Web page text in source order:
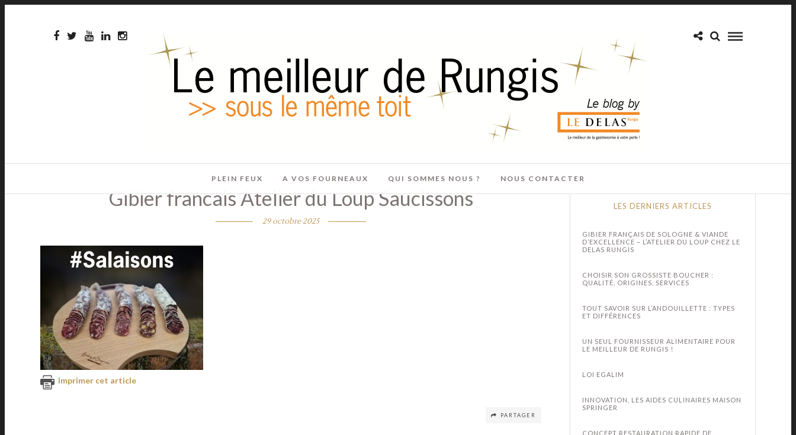
PLEIN FEUX A VOS FOURNEAUX QUI SOMMES NOUS ? NOUS CONTACTER
Gibier francais Atelier du Loup Saucissons
29 octobre 2025
Imprimer cet article
PARTAGER
LES DERNIERS ARTICLES
GIBIER FRANÇAIS DE SOLOGNE & VIANDE
D’EXCELLENCE – L’ATELIER DU LOUP CHEZ LE
DELAS RUNGIS
CHOISIR SON GROSSISTE BOUCHER :
QUALITÉ, ORIGINES, SERVICES
TOUT SAVOIR SUR L’ANDOUILLETTE : TYPES
ET DIFFÉRENCES
UN SEUL FOURNISSEUR ALIMENTAIRE POUR
LE MEILLEUR DE RUNGIS !
LOI EGALIM
INNOVATION, LES AIDES CULINAIRES MAISON
SPRINGER
CONCEPT RESTAURATION RAPIDE DE